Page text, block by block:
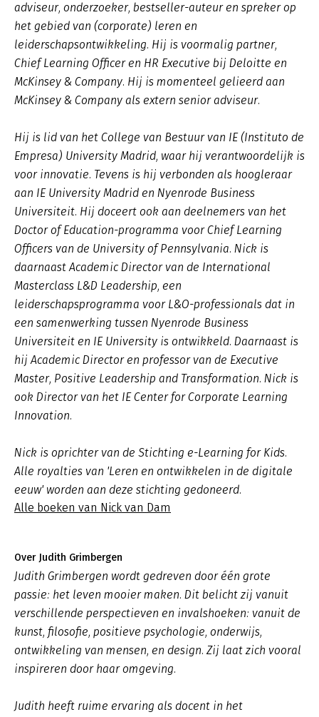
adviseur, onderzoeker, bestseller-auteur en spreker op
het gebied van (corporate) leren en
leiderschapsontwikkeling. Hij is voormalig partner,
Chief Learning Officer en HR Executive bij Deloitte en
McKinsey & Company. Hij is momenteel gelieerd aan
McKinsey & Company als extern senior adviseur.
Hij is lid van het College van Bestuur van IE (Instituto de
Empresa) University Madrid, waar hij verantwoordelijk is
voor innovatie. Tevens is hij verbonden als hoogleraar
aan IE University Madrid en Nyenrode Business
Universiteit. Hij doceert ook aan deelnemers van het
Doctor of Education-programma voor Chief Learning
Officers van de University of Pennsylvania. Nick is
daarnaast Academic Director van de International
Masterclass L&D Leadership, een
leiderschapsprogramma voor L&O-professionals dat in
een samenwerking tussen Nyenrode Business
Universiteit en IE University is ontwikkeld. Daarnaast is
hij Academic Director en professor van de Executive
Master, Positive Leadership and Transformation. Nick is
ook Director van het IE Center for Corporate Learning
Innovation.
Nick is oprichter van de Stichting e-Learning for Kids.
Alle royalties van 'Leren en ontwikkelen in de digitale
eeuw' worden aan deze stichting gedoneerd.
Alle boeken van Nick van Dam
Over Judith Grimbergen
Judith Grimbergen wordt gedreven door één grote
passie: het leven mooier maken. Dit belicht zij vanuit
verschillende perspectieven en invalshoeken: vanuit de
kunst, filosofie, positieve psychologie, onderwijs,
ontwikkeling van mensen, en design. Zij laat zich vooral
inspireren door haar omgeving.
Judith heeft ruime ervaring als docent in het